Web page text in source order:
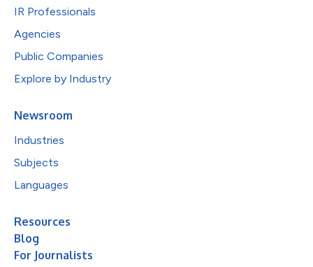
IR Professionals
Agencies
Public Companies
Explore by Industry
Newsroom
Industries
Subjects
Languages
Resources
Blog
For Journalists